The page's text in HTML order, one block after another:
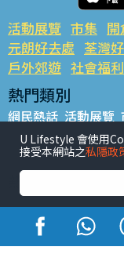
活動展覽 市集 開
元朗好去處 荃灣
戶外郊遊 社會福利
熱門類別
網民熱話 活動展覽
銅鑼灣好去處 元朗
餐廳情報 戶外郊遊
熱門標籤
#UGO搵好去處 #人
#親子玩樂好去處
#UJetso禮物放送
U Lifestyle 會使用
接受本網站之私隱政